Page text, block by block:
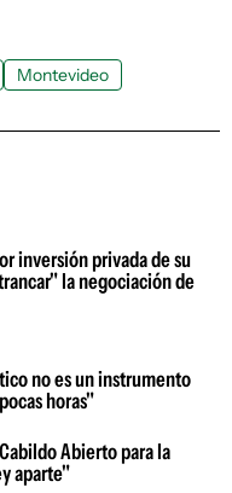
Montevideo
inversión privada de su
la negociación de
no es un instrumento
horas"
Abierto para la
aparte"